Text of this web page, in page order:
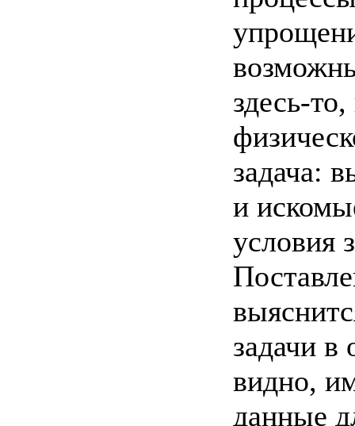
здесь-
задача:
и
условия
задачи в
видно,
данные